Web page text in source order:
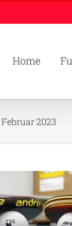
Home
Februar 2023